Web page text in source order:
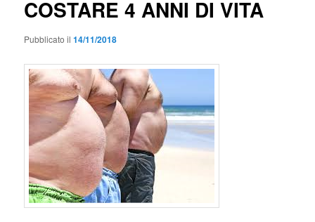
COSTARE 4 ANNI DI VITA
Pubblicato il14/11/2018